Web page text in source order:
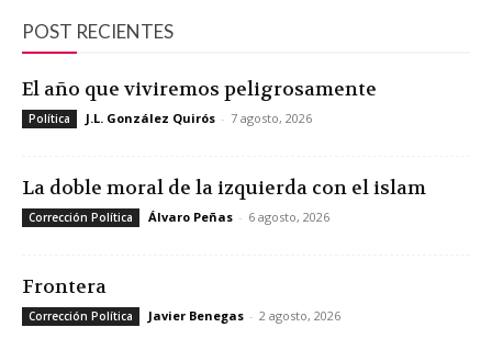
POST RECIENTES
El año que viviremos peligrosamente
Política J.L. González Quirós - 7 agosto, 2026
La doble moral de la izquierda con el islam
Corrección Política Álvaro Peñas - 6 agosto, 2026
Frontera
Corrección Política Javier Benegas - 2 agosto, 2026